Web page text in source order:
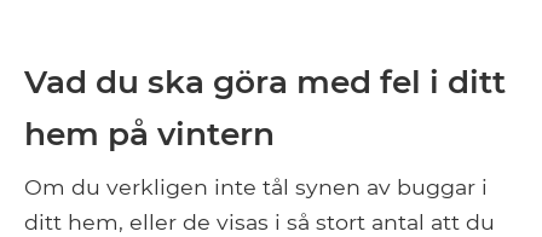
Vad du ska göra med fel i ditt
hem på vintern
Om du verkligen inte tål synen av buggar i
ditt hem, eller de visas i så stort antal att du